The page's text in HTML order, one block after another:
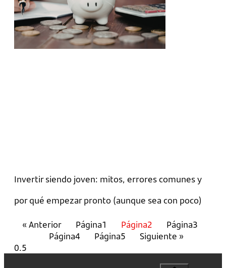
Invertir siendo joven: mitos, errores comunes y
por qué empezar pronto (aunque sea con poco)
« Anterior Página1 Página2 Página3
Página4 Página5 Siguiente »